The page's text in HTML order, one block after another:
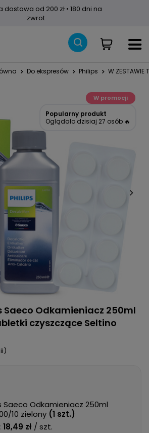
dostawa od 200 zł • 180 dni na
zwrot
Do ekspresów Philips W ZESTAWIE
W promocji
Popularny produkt
Oglądało dzisiaj 27 osób 🔥
Saeco Odkamieniacz 250ml
czyszczące Seltino
Saeco Odkamieniacz 250ml
10 zielony (1 szt.)
18,49 zł / szt.